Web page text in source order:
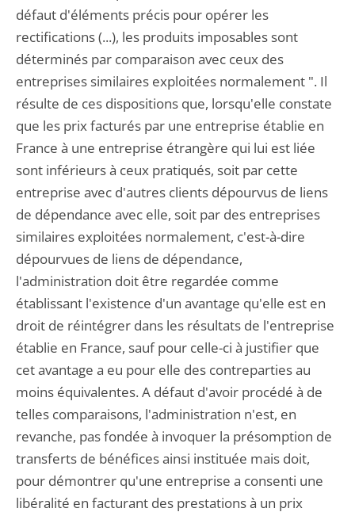
défaut d'éléments précis pour opérer les
rectifications (...), les produits imposables sont
déterminés par comparaison avec ceux des
entreprises similaires exploitées normalement ". Il
résulte de ces dispositions que, lorsqu'elle constate
que les prix facturés par une entreprise établie en
France à une entreprise étrangère qui lui est liée
sont inférieurs à ceux pratiqués, soit par cette
entreprise avec d'autres clients dépourvus de liens
de dépendance avec elle, soit par des entreprises
similaires exploitées normalement, c'est-à-dire
dépourvues de liens de dépendance,
l'administration doit être regardée comme
établissant l'existence d'un avantage qu'elle est en
droit de réintégrer dans les résultats de l'entreprise
établie en France, sauf pour celle-ci à justifier que
cet avantage a eu pour elle des contreparties au
moins équivalentes. A défaut d'avoir procédé à de
telles comparaisons, l'administration n'est, en
revanche, pas fondée à invoquer la présomption de
transferts de bénéfices ainsi instituée mais doit,
pour démontrer qu'une entreprise a consenti une
libéralité en facturant des prestations à un prix